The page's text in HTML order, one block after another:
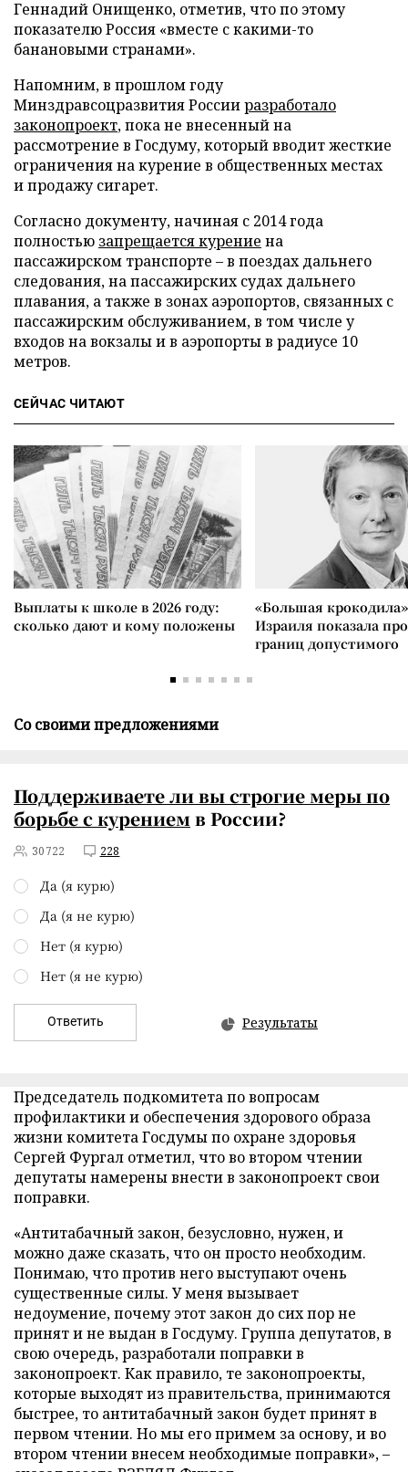
Геннадий Онищенко, отметив, что по этому
показателю Россия «вместе с какими-то
банановыми странами».
Напомним, в прошлом году
Минздравсоцразвития Россииразработало
законопроект, пока не внесенный на
рассмотрение в Госдуму, который вводит жесткие
ограничения на курение в общественных местах
и продажу сигарет.
Согласно документу, начиная с 2014 года
полностью запрещается курение на
пассажирском транспорте – в поездах дальнего
следования, на пассажирских судах дальнего
плавания, а также в зонах аэропортов, связанных с
пассажирским обслуживанием, в том числе у
входов на вокзалы и в аэропорты в радиусе 10
метров.
СЕЙЧАС ЧИТАЮТ
Выплаты к школе в 2026 году:
сколько дают и кому положены
«Большая
Израиля показала
границ допустимого
Со своими предложениями
Поддерживаете ли выстрогие меры по
борьбе с курением в России?
30722 228
Да (я курю)
Да (я не курю)
Нет (я курю)
Нет (я не курю)
Ответить Результаты
Председатель подкомитета по вопросам
профилактики и обеспечения здорового образа
жизни комитета Госдумы по охране здоровья
Сергей Фургал отметил, что во втором чтении
депутаты намерены внести в законопроект свои
поправки.
«Антитабачный закон, безусловно, нужен, и
можно даже сказать, что он просто необходим.
Понимаю, что против него выступают очень
существенные силы. У меня вызывает
недоумение, почему этот закон до сих пор не
принят и не выдан в Госдуму. Группа депутатов, в
свою очередь, разработали поправки в
законопроект. Как правило, те законопроекты,
которые выходят из правительства, принимаются
быстрее, то антитабачный закон будет принят в
первом чтении. Но мы его примем за основу, и во
втором чтении внесем необходимые поправки»,–